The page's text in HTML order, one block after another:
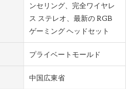
ンセリング、完全ワイヤレ
ス ステレオ、最新の RGB
ゲーミング ヘッドセット
プライベートモールド
中国広東省